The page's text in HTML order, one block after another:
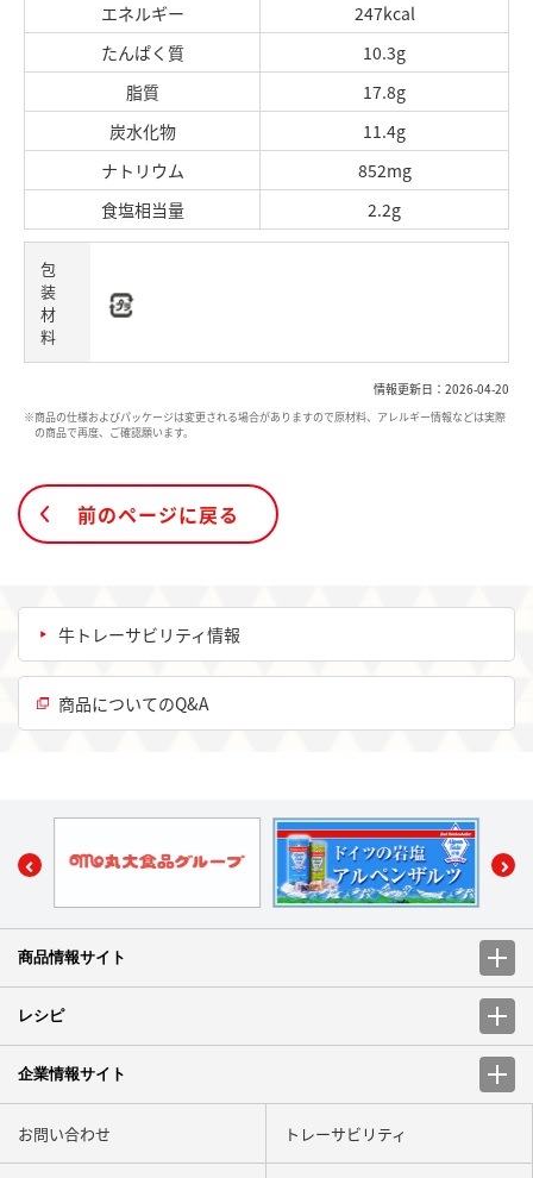
エネルギー
247kcal
たんぱく質
10.3g
脂質
17.8g
炭水化物
11.4g
ナトリウム
852mg
食塩相当量
2.2g
包
装
材
料
情報更新日：2026-04-20
※商品の仕様およびパッケージは変更される場合がありますので原材料、アレルギー情報などは実際
の商品で再度、ご確認願います。
前のページに戻る
牛トレーサビリティ情報
商品についてのQ&A
商品情報サイト
レシピ
企業情報サイト
お問い合わせ トレーサビリティ